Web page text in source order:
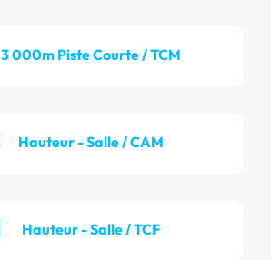
3 000m Piste Courte / TCM
Hauteur - Salle / CAM
Hauteur - Salle / TCF